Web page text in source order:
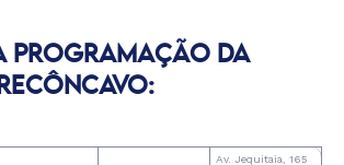
PROGRAMAÇÃO DA
Av. Jequitaia, 165